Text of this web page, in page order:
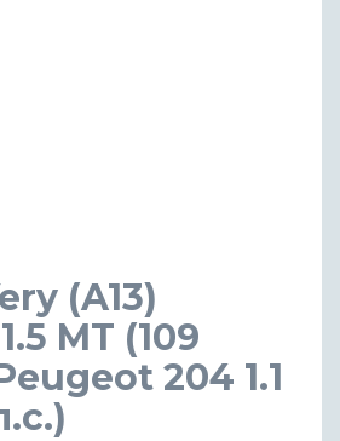
(A13)
MT (109
204 1.1